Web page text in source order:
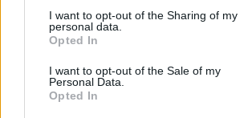
I want to opt-out of the Sharing of my
personal data.
Opted In
I want to opt-out of the Sale of my
Personal Data.
Opted In
ΕΓΓΡΑΦΗ ΣΤΟ NEWSLETTER